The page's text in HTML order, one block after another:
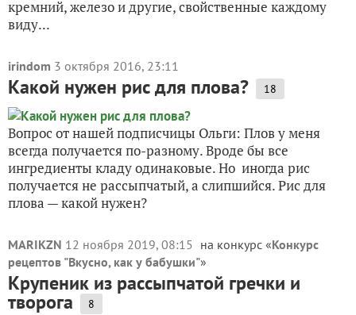
кремний, железо и другие, свойственные каждому
виду...
irindom 3 октября 2016, 23:11
Какой нужен рис для плова? 18
Вопрос от нашей подписчицы Ольги: Плов у меня
всегда получается по-разному. Вроде бы все
ингредиенты кладу одинаковые. Но иногда рис
получается не рассыпчатый, а слипшийся. Рис для
плова — какой нужен?
MARIKZN 12 ноября 2019, 08:15 на конкурс «Конкурс
рецептов "Вкусно, как у бабушки"»
Крупеник из рассыпчатой гречки и
творога 8